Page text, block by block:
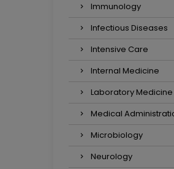
Immunology
Infectious Diseases
Intensive Care
Internal Medicine
Laboratory Medicine
Medical
Microbiology
Neurology